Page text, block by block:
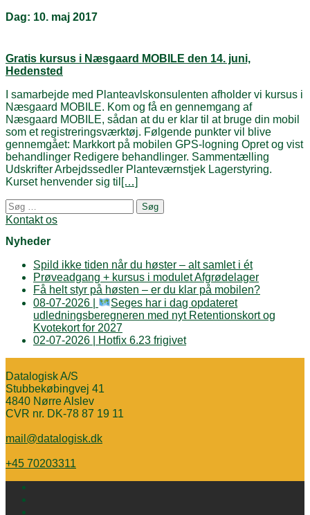
Dag: 10. maj 2017
Gratis kursus i Næsgaard MOBILE den 14. juni,
Hedensted
I samarbejde med Planteavlskonsulenten afholder vi kursus i
Næsgaard MOBILE. Kom og få en gennemgang af
Næsgaard MOBILE, sådan at du er klar til at bruge din mobil
som et registreringsværktøj. Følgende punkter vil blive
gennemgået: Markkort på mobilen GPS-logning Opret og vist
behandlinger Redigere behandlinger. Sammentælling
Udskrifter Arbejdssedler Planteværnstjek Lagerstyring.
Kurset henvender sig til […]
Posts
navigation
Søg
efter:
Kontakt os
Nyheder
Spild ikke tiden når du høster – alt samlet i ét
Prøveadgang + kursus i modulet Afgrødelager
Få helt styr på høsten – er du klar på mobilen?
08-07-2026 |
Seges har i dag opdateret
udledningsberegneren med nyt Retentionskort og
Kvotekort for 2027
02-07-2026 | Hotfix 6.23 frigivet
Datalogisk A/S
Stubbekøbingvej 41
4840 Nørre Alslev
CVR nr. DK-78 87 19 11
mail@datalogisk.dk
+45 70203311